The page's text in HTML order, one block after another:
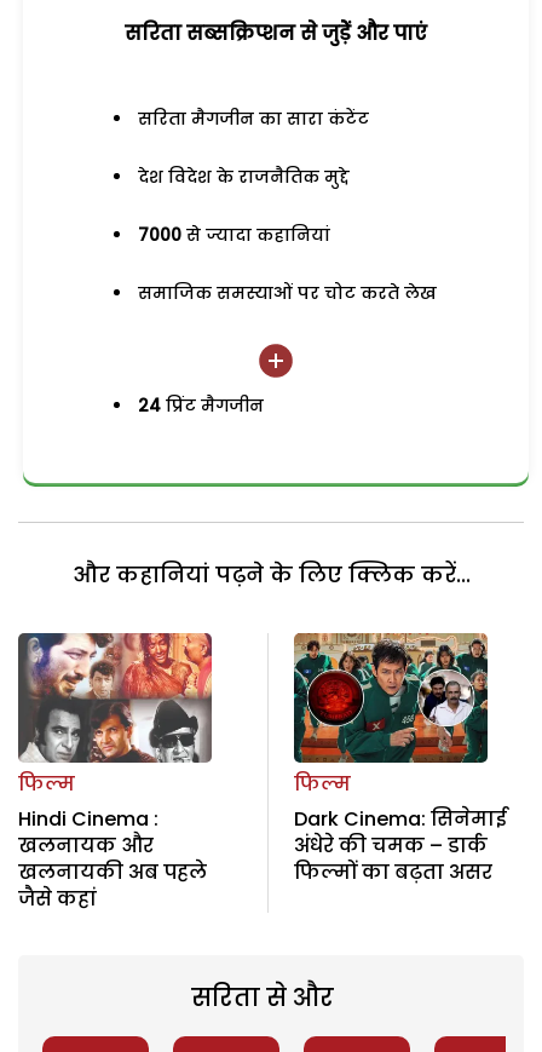
सरिता सब्सक्रिप्शन से जुड़ेें और पाएं
सरिता मैगजीन का सारा कंटेंट
देश विदेश के राजनैतिक मुद्दे
7000 से ज्यादा कहानियां
समाजिक समस्याओं पर चोट करते लेख
24 प्रिंट मैगजीन
और कहानियां पढ़ने के लिए क्लिक करें...
फिल्म
Hindi Cinema :
खलनायक और
खलनायकी अब पहले
जैसे कहां
फिल्म
Dark Cinema: सिनेमाई
अंधेरे की चमक – डार्क
फिल्मों का बढ़ता असर
सरिता से और